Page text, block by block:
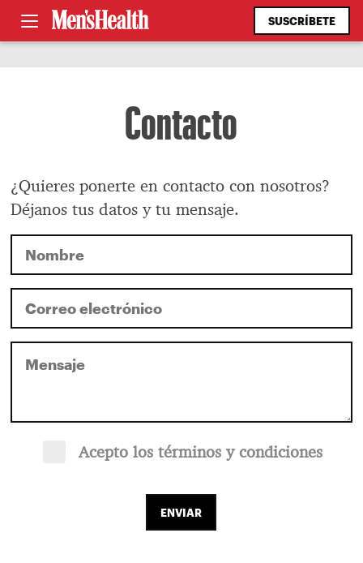
SUSCRÍBETE
Contacto
¿Quieres ponerte en contacto con nosotros?
Déjanos tus datos y tu mensaje.
Acepto los términos y condiciones
ENVIAR